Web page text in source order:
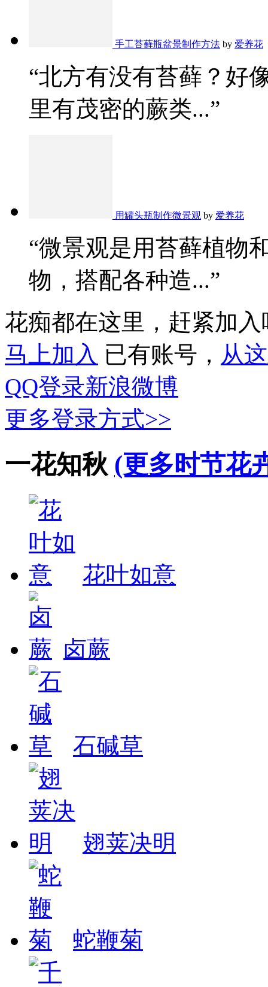
手工苔藓瓶盆景制作方法 by 爱养花
“北方有没有苔藓？好
里有茂密的蕨类...”
用罐头瓶制作微景观 by 爱养花
“微景观是用苔藓植物
物，搭配各种造...”
花痴都在这里，赶紧加入
马上加入 已有账号， 从
QQ登录新浪微博
更多登录方式>>
一花知秋 (更多时节花
花叶如意
卤蕨
石碱草
翅荚决明
蛇鞭菊